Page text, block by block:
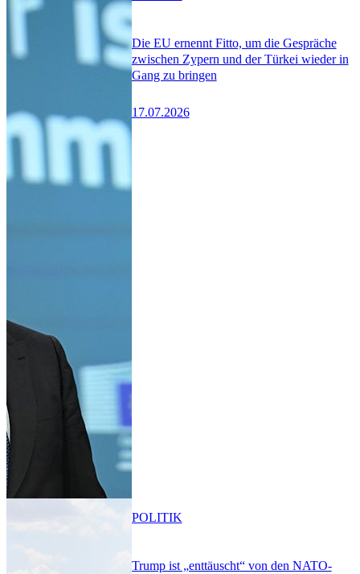
Die EU ernennt Fitto, um die Gespräche
zwischen Zypern und der Türkei wieder in
Gang zu bringen
17.07.2026
Trump ist „enttäuscht“ von den NATO-
POLITIK